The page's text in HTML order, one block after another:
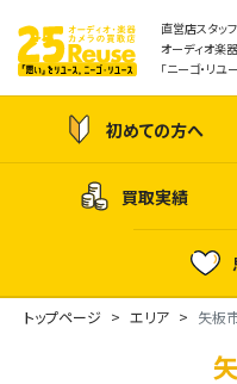
直営店スタッ
オーディオ楽
「ニーゴ・リユ
初めての方へ
買取実績
トップページ エリア 矢板